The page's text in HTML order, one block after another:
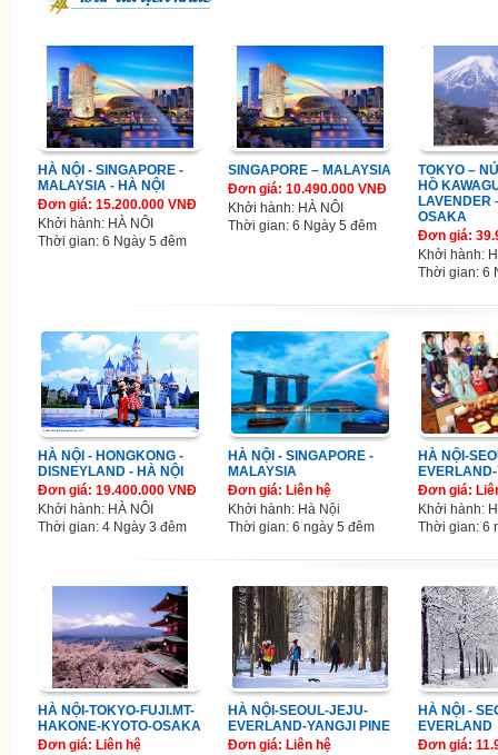
HÀ NỘI - SINGAPORE -
MALAYSIA - HÀ NỘI
Đơn giá: 15.200.000 VNĐ
Khởi hành: HÀ NÔI
Thời gian: 6 Ngày 5 đêm
SINGAPORE – MALAYSIA
Đơn giá: 10.490.000 VNĐ
Khởi hành: HÀ NÔI
Thời gian: 6 Ngày 5 đêm
TOKYO –
HỒ
LAVENDER
OSAKA
Đơn giá:
Khởi hành:
Thời gian: 6
HÀ NỘI - HONGKONG -
DISNEYLAND - HÀ NỘI
Đơn giá: 19.400.000 VNĐ
Khởi hành: HÀ NÔI
Thời gian: 4 Ngày 3 đêm
HÀ NỘI - SINGAPORE -
MALAYSIA
Đơn giá: Liên hệ
Khởi hành: Hà Nội
Thời gian: 6 ngày 5 đêm
HÀ NỘI-
Đơn giá:
Khởi hành:
Thời gian: 6
HÀ NỘI-TOKYO-FUJI.MT-
HAKONE-KYOTO-OSAKA
Đơn giá: Liên hệ
HÀ NỘI-SEOUL-JEJU-
EVERLAND-YANGJI PINE
Đơn giá: Liên hệ
HÀ NỘI -
EVERLAND
Đơn giá: